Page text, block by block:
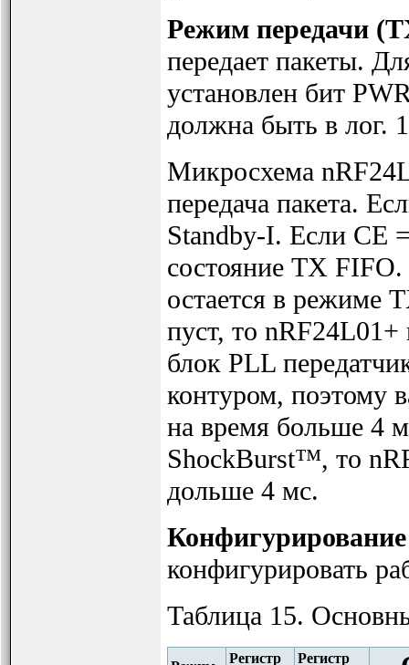
Режим передачи
передает пакеты.
установлен бит
должна быть в лог.
Микросхема
передача пакета.
Standby-I. Если CE
состояние TX
остается в режиме
пуст, то
блок PLL
контуром, поэтому
на время больше 4
ShockBurst™, то
дольше 4 мс.
конфигурировать
Таблица 15.
Регистр Регистр